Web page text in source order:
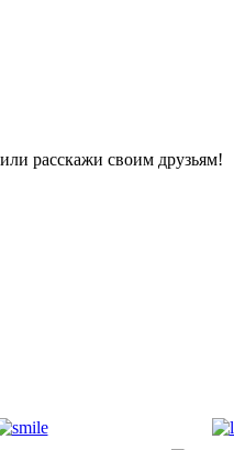
расскажи своим друзьям!